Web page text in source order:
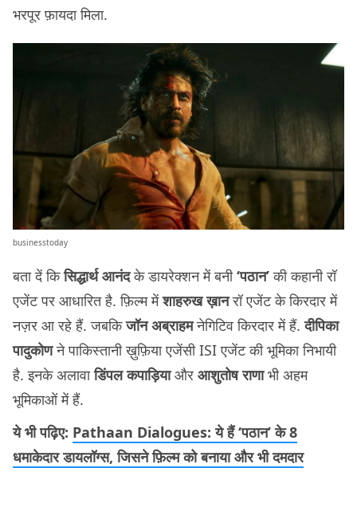
भरपूर फ़ायदा मिला.
businesstoday
बता दें किसिद्धार्थ आनंदके डायरेक्शन में बनी‘पठान’की कहानी रॉ
एजेंट पर आधारित है. फ़िल्म मेंशाहरुख ख़ानरॉ एजेंट के किरदार में
नज़र आ रहे हैं. जबकिजॉन अब्राहमनेगिटिव किरदार में हैं.दीपिका
पादुकोणने पाकिस्तानी ख़ुफ़िया एजेंसी ISI एजेंट की भूमिका निभायी
है. इनके अलावाडिंपल कपाड़ियाऔर आशुतोष राणाभी अहम
भूमिकाओं में हैं.
ये भी पढ़िए: Pathaan Dialogues: ये हैं ‘पठान’ के 8
धमाकेदार डायलॉग्स, जिसने फ़िल्म को बनाया और भी दमदार